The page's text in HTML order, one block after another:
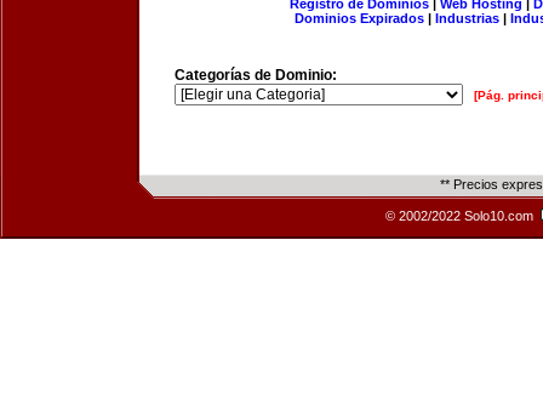
Registro de Dominios| Web Hosting |
Dominios Expirados | Industrias |
Categorías de Dominio:
[Pág.
** Precios
© 2002/2022 Solo10.com